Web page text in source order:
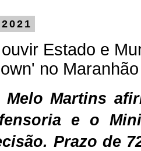
Estado e
no Maranhão
Melo Martins
e o
Prazo de